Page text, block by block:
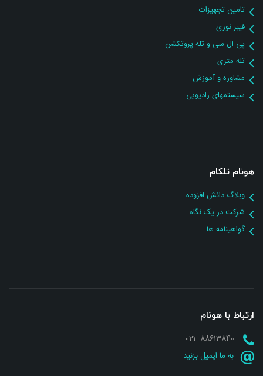
تامین تجهیزات
فیبر نوری
پی ال سی و تله پروتکشن
تله متری
مشاوره و آموزش
سیستمهای رادیویی
هونام تلکام
وبلاگ دانش افزوده
شرکت در یک نگاه
گواهینامه ها
ارتباط با هونام
به ما ایمیل بزنید